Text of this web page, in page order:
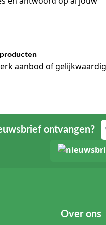
aanbod of gelijkwaardig
ontvangen?
Over ons